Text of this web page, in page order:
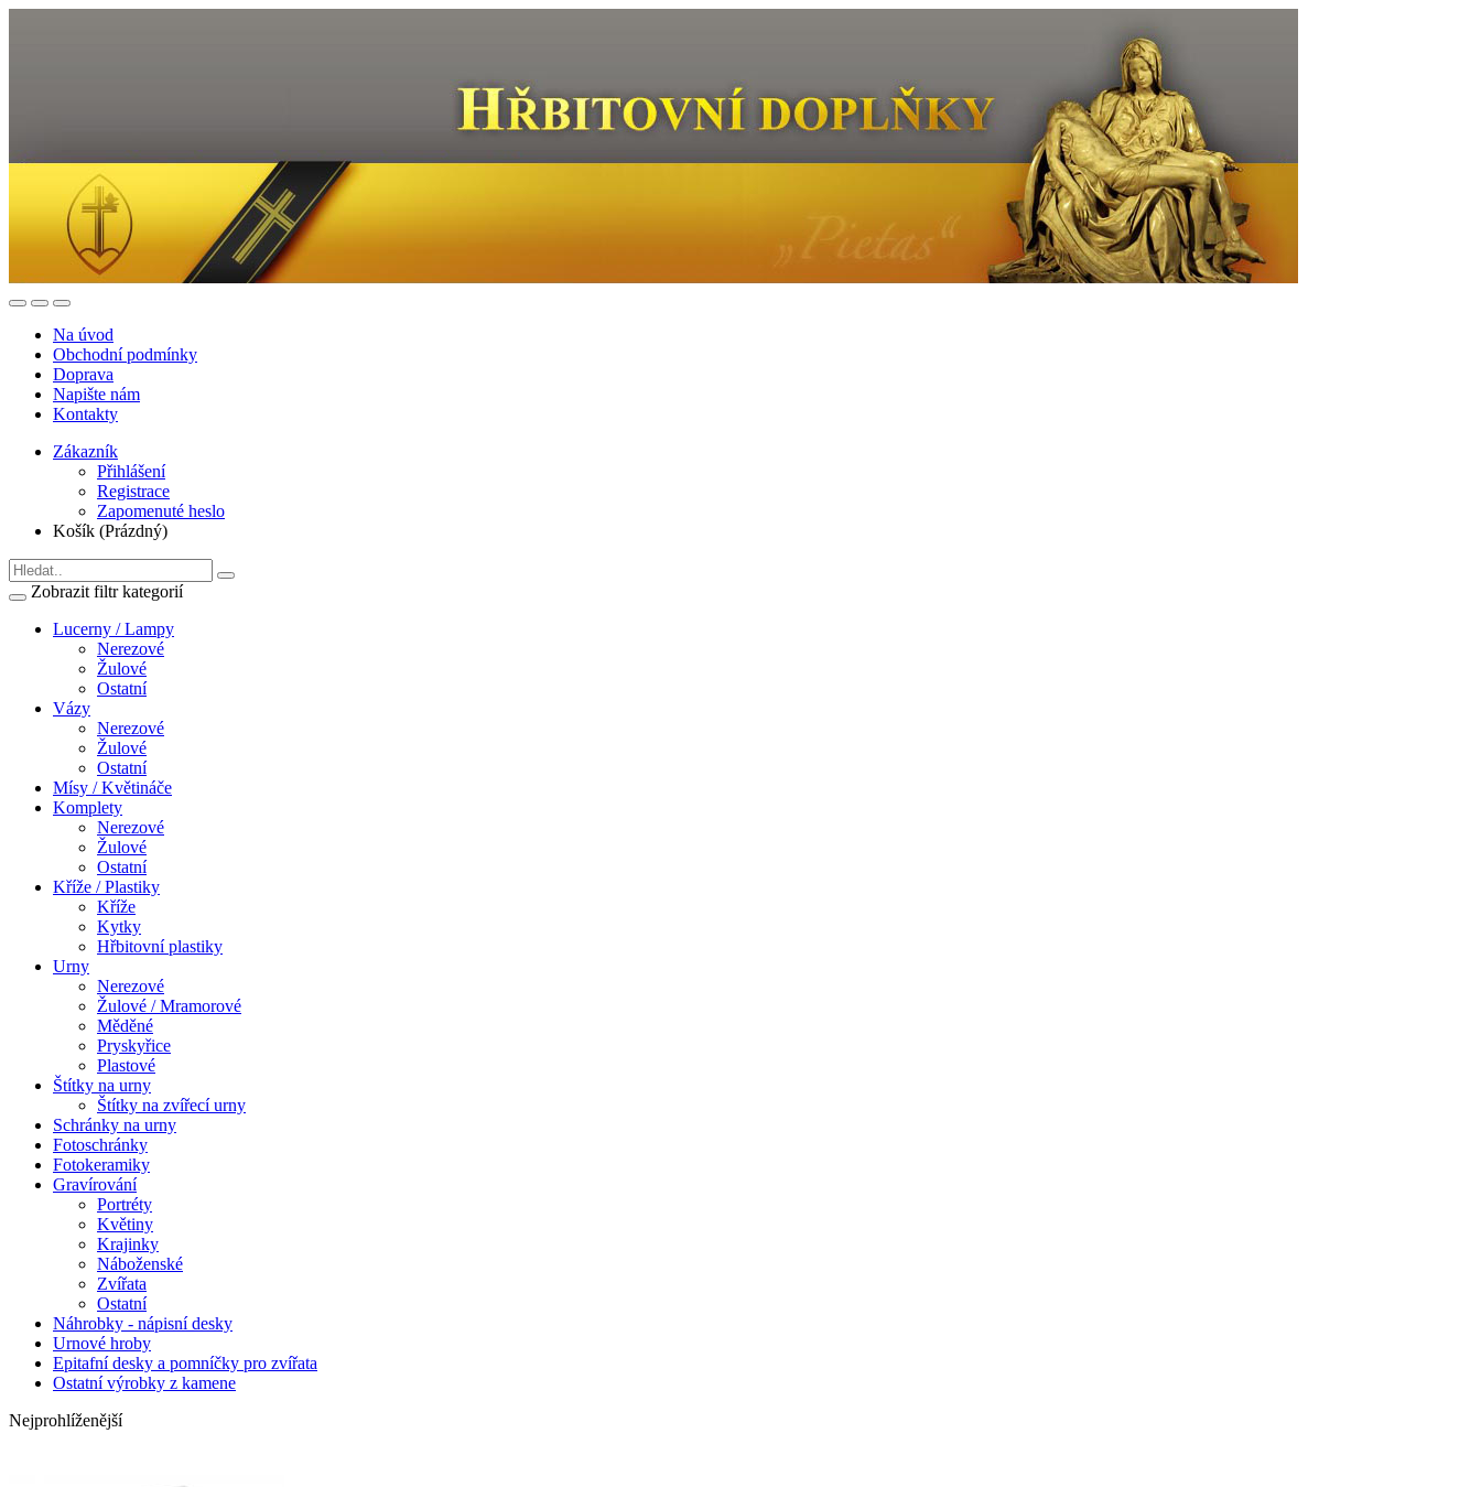
Na úvod
Obchodní podmínky
Doprava
Napište nám
Kontakty
Zákazník
Přihlášení
Registrace
Zapomenuté heslo
Košík (Prázdný)
Zobrazit filtr kategorií
Lucerny / Lampy
Nerezové
Žulové
Ostatní
Vázy
Nerezové
Žulové
Ostatní
Mísy / Květináče
Komplety
Nerezové
Žulové
Ostatní
Kříže / Plastiky
Kříže
Kytky
Hřbitovní plastiky
Urny
Nerezové
Žulové / Mramorové
Měděné
Pryskyřice
Plastové
Štítky na urny
Štítky na zvířecí urny
Schránky na urny
Fotoschránky
Fotokeramiky
Gravírování
Portréty
Květiny
Krajinky
Náboženské
Zvířata
Ostatní
Náhrobky - nápisní desky
Urnové hroby
Epitafní desky a pomníčky pro zvířata
Ostatní výrobky z kamene
Nejprohlíženější